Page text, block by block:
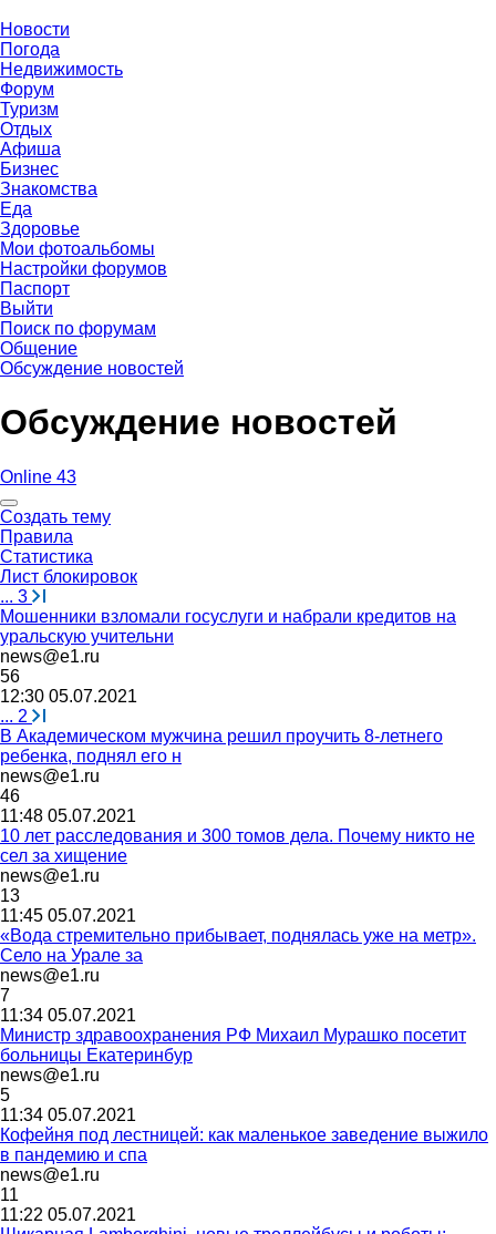
Новости
Погода
Недвижимость
Форум
Туризм
Отдых
Афиша
Бизнес
Знакомства
Еда
Здоровье
Мои фотоальбомы
Настройки форумов
Паспорт
Выйти
Поиск по форумам
Общение
Обсуждение новостей
Обсуждение новостей
Online 43
Создать тему
Правила
Статистика
Лист блокировок
... 3
Мошенники взломали госуслуги и набрали кредитов на
уральскую учительни
news@e1.ru
56
12:30 05.07.2021
... 2
В Академическом мужчина решил проучить 8-летнего
ребенка, поднял его н
news@e1.ru
46
11:48 05.07.2021
10 лет расследования и 300 томов дела. Почему никто не
сел за хищение
news@e1.ru
13
11:45 05.07.2021
«Вода стремительно прибывает, поднялась уже на метр».
Село на Урале за
news@e1.ru
7
11:34 05.07.2021
Министр здравоохранения РФ Михаил Мурашко посетит
больницы Екатеринбур
news@e1.ru
5
11:34 05.07.2021
Кофейня под лестницей: как маленькое заведение выжило
в пандемию и спа
news@e1.ru
11
11:22 05.07.2021